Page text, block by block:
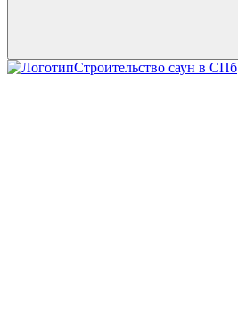
Строительство саун в СПб